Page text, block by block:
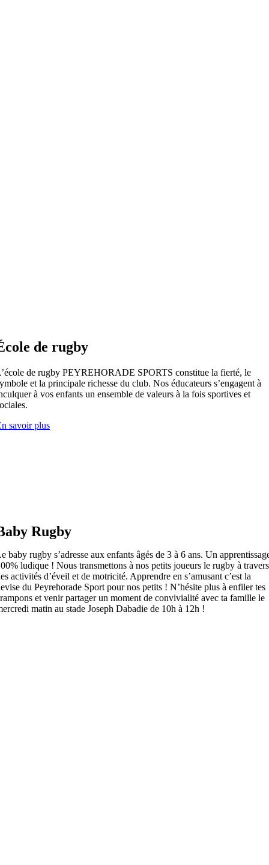
de rugby
de rugby PEYREHORADE SPORTS constitue la fierté, le
et la principale richesse du club. Nos éducateurs s’engagent à
à vos enfants un ensemble de valeurs à la fois sportives et
savoir plus
Rugby
baby rugby s’adresse aux enfants âgés de 3 à 6 ans. Un
ludique ! Nous transmettons à nos petits joueurs le rugby à travers
activités d’éveil et de motricité. Apprendre en s’amusant c’est la
du Peyrehorade Sport pour nos petits ! N’hésite plus à enfiler tes
et venir partager un moment de convivialité avec ta famille le
matin au stade Joseph Dabadie de 10h à 12h !